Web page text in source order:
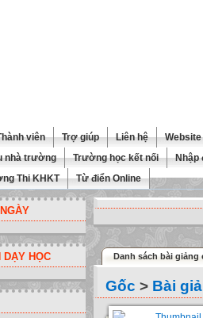
viên Trợ giúp Liên hệ
nhà trường
Trường học kết nối
Nhập
Thi KHKT
Từ điển Online
DẠY HỌC Danh sách bài
Gốc > Bài